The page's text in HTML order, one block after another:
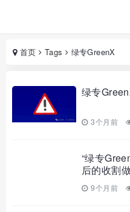
首页 Tags 绿专GreenX
绿专
3个月前
“绿专
后的收割
9个月前